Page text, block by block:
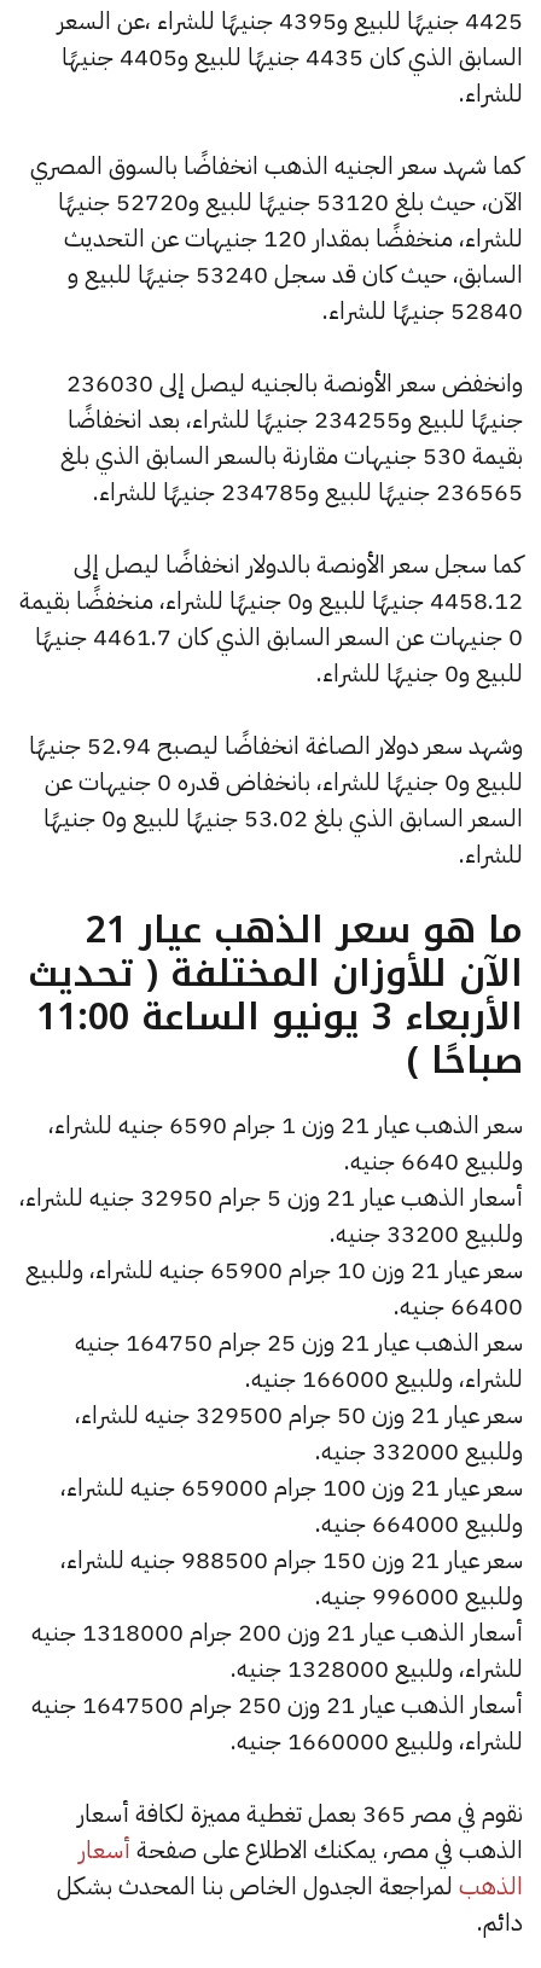
4425 جنيهًا للبيع و4395 جنيهًا للشراء ،عن السعر
السابق الذي كان 4435 جنيهًا للبيع و4405 جنيهًا
للشراء.
كما شهد سعر الجنيه الذهب انخفاضًا بالسوق المصري
الآن، حيث بلغ 53120 جنيهًا للبيع و52720 جنيهًا
للشراء، منخفضًا بمقدار 120 جنيهات عن التحديث
السابق، حيث كان قد سجل 53240 جنيهًا للبيع و
52840 جنيهًا للشراء.
وانخفض سعر الأونصة بالجنيه ليصل إلى 236030
جنيهًا للبيع و234255 جنيهًا للشراء، بعد انخفاضًا
بقيمة 530 جنيهات مقارنة بالسعر السابق الذي بلغ
236565 جنيهًا للبيع و234785 جنيهًا للشراء.
كما سجل سعر الأونصة بالدولار انخفاضًا ليصل إلى
4458.12 جنيهًا للبيع و0 جنيهًا للشراء، منخفضًا بقيمة
0 جنيهات عن السعر السابق الذي كان 4461.7 جنيهًا
للبيع و0 جنيهًا للشراء.
وشهد سعر دولار الصاغة انخفاضًا ليصبح 52.94 جنيهًا
للبيع و0 جنيهًا للشراء، بانخفاض قدره 0 جنيهات عن
السعر السابق الذي بلغ 53.02 جنيهًا للبيع و0 جنيهًا
للشراء.
ما هو سعر الذهب عيار 21
الآن للأوزان المختلفة ( تحديث
الأربعاء 3 يونيو الساعة 11:00
صباحًا )
سعر الذهب عيار 21 وزن 1 جرام 6590 جنيه للشراء،
وللبيع 6640 جنيه.
أسعار الذهب عيار 21 وزن 5 جرام 32950 جنيه للشراء،
وللبيع 33200 جنيه.
سعر عيار 21 وزن 10 جرام 65900 جنيه للشراء، وللبيع
66400 جنيه.
سعر الذهب عيار 21 وزن 25 جرام 164750 جنيه
للشراء، وللبيع 166000 جنيه.
سعر عيار 21 وزن 50 جرام 329500 جنيه للشراء،
وللبيع 332000 جنيه.
سعر عيار 21 وزن 100 جرام 659000 جنيه للشراء،
وللبيع 664000 جنيه.
سعر عيار 21 وزن 150 جرام 988500 جنيه للشراء،
وللبيع 996000 جنيه.
أسعار الذهب عيار 21 وزن 200 جرام 1318000 جنيه
للشراء، وللبيع 1328000 جنيه.
أسعار الذهب عيار 21 وزن 250 جرام 1647500 جنيه
للشراء، وللبيع 1660000 جنيه.
نقوم في مصر 365 بعمل تغطية مميزة لكافة أسعار
الذهب في مصر، يمكنك الاطلاع على صفحة أسعار
الذهب لمراجعة الجدول الخاص بنا المحدث بشكل
دائم.